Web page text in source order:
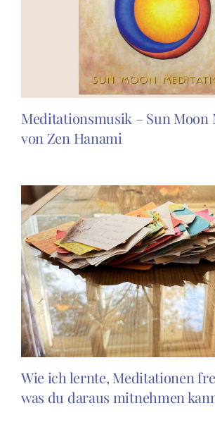
Meditationsmusik – Sun Moon
von Zen Hanami
Wie ich lernte, Meditationen
was du daraus mitnehmen